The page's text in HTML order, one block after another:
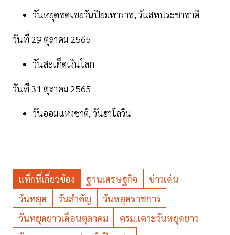
วันหยุดชดเชยวันปิยมหาราช, วันสหประชาชาติ
วันที่ 29 ตุลาคม 2565
วันสะเก็ดเงินโลก
วันที่ 31 ตุลาคม 2565
วันออมแห่งชาติ, วันฮาโลวีน
แท็กที่เกี่ยวข้อง ฐานเศรษฐกิจ
ข่าวเด่น
วันหยุด
วันสำคัญ
วันหยุดราชการ
วันหยุดยาวเดือนตุลาคม
ครม.เคาะวันหยุดยาว